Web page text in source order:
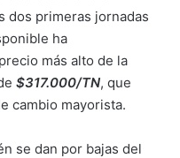
dos primeras jornadas
ha
más alto de la
$317.000/TN, que
cambio mayorista.
se dan por bajas del